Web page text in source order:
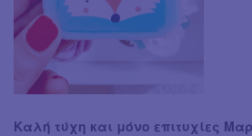
Καλή τύχη και μόνο επιτυχίες